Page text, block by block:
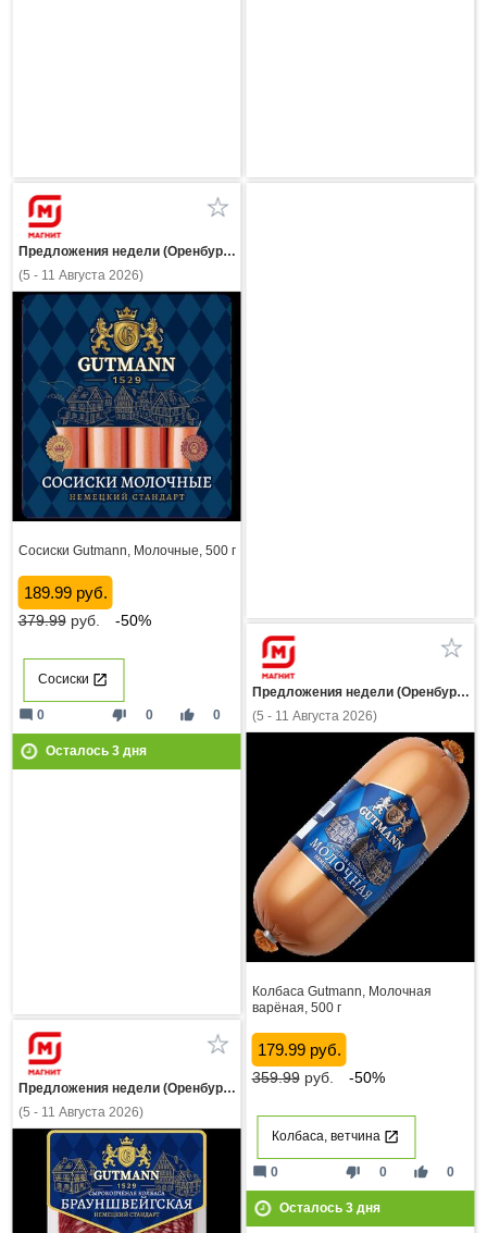
Предложения недели (Оренбургская область)
(5 - 11 Августа 2026)
Сосиски Gutmann, Молочные, 500 г
189.99 руб.
379.99руб. -50%
Сосиски
thumb_down 0 thumb_up 0
mode_comment 0
Осталось 3дня
Предложения недели (Оренбургская область)
(5 - 11 Августа 2026)
Колбаса Gutmann, Молочная
варёная, 500 г
179.99 руб.
359.99руб. -50%
Колбаса, ветчина
thumb_down 0 thumb_up 0
mode_comment 0
Осталось 3дня
Предложения недели (Оренбургская область)
(5 - 11 Августа 2026)